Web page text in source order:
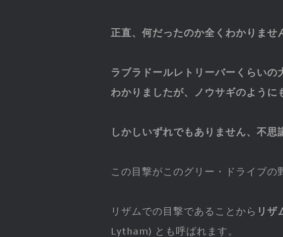
正直、何だったのか全くわかりませ
ラブラドールレトリーバーくらいの
わかりましたが、ノウサギのように
しかしいずれでもありません、不思
この目撃がこのグリー・ドライブの
リザムでの目撃であることから リザ
Lytham) とも呼ばれます。